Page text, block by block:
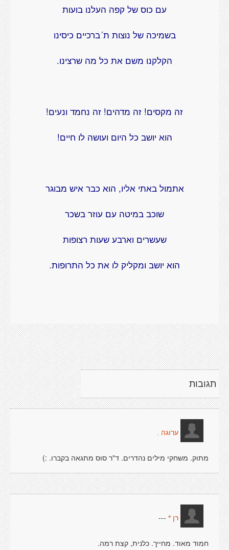
עם כוס של קפה העלנו בועות
בשמיכה של נוצות ת´ברכיים כיסינו
הקלקנו משם את כל מה שרצינו.
זה מקסים! זה מדהים! זה נחמד ונעים!
הוא יושב כל היום ועושה לו חיים!
אתמול באתי אליו, הוא כבר איש מבוגר
שוכב במיטה עם עוזר בשכר
שעשרים וארבע שעות רצופות
הוא יושב ומקליק לו את כל התרופות.
תגובות
ערוגה .
מתוק. משחקי מילים נהדרים. ד"ר סוס מתגאה בקברו. :)
רן * ---
חמוד מאוד. מחייך. כלנית, קצת רמה.